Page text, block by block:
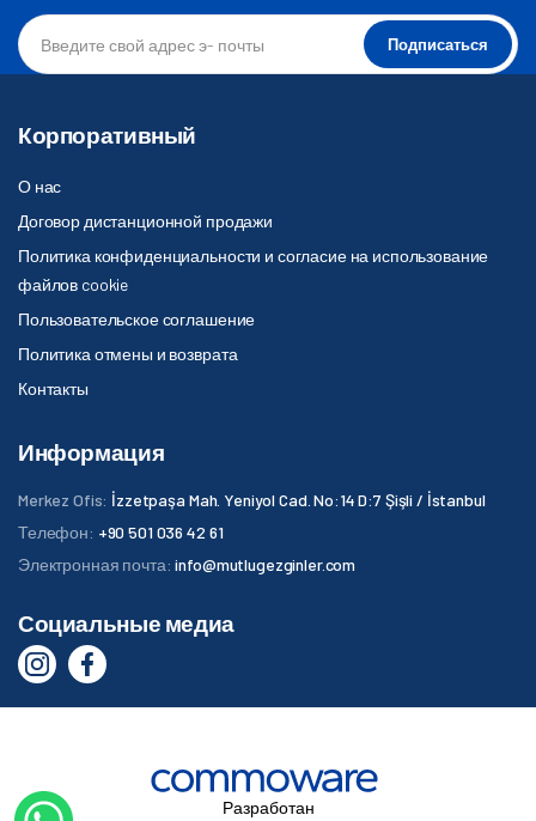
Подписаться
Корпоративный
О нас
Договор дистанционной продажи
Политика конфиденциальности и согласие на использование
файлов cookie
Пользовательское соглашение
Политика отмены и возврата
Контакты
Информация
Merkez Ofis: İzzetpaşa Mah. Yeniyol Cad. No:14 D:7 Şişli / İstanbul
Телефон: +90 501 036 42 61
Электронная почта:info@mutlugezginler.com
Социальные медиа
Разработан